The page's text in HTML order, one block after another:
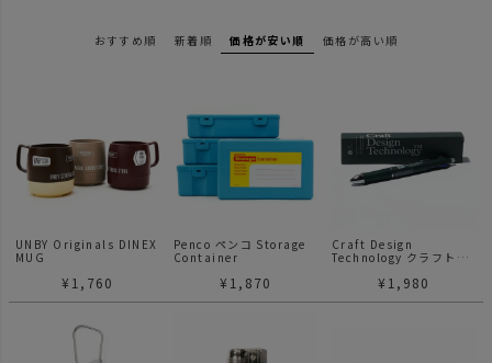
おすすめ順 新着順 価格が安い順 価格が高い順
UNBY Originals DINEX
MUG
¥ 1,760
Penco ペンコ Storage
Container
¥ 1,870
Craft Design
Technology クラフトデ
CDT フリクションボール
¥ 1,980